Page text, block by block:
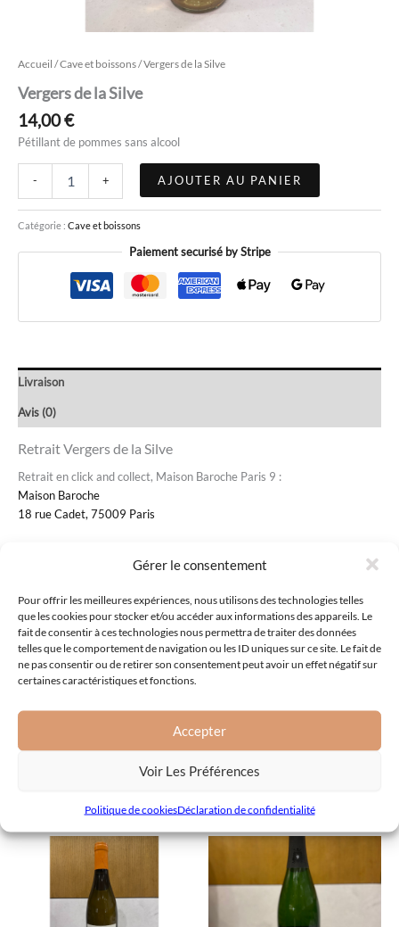
Gérer le consentement
Pour offrir les meilleures expériences, nous utilisons des technologies telles
que les cookies pour stocker et/ou accéder aux informations des appareils. Le
fait de consentir à ces technologies nous permettra de traiter des données
telles que le comportement de navigation ou les ID uniques sur ce site. Le fait de
ne pas consentir ou de retirer son consentement peut avoir un effet négatif sur
certaines caractéristiques et fonctions.
Accepter
Voir Les Préférences
Politique de cookiesDéclaration de confidentialité
Accueil /Cave et boissons/ Vergers de la Silve
Vergers de la Silve
14,00€
Pétillant de pommes sans alcool
- + AJOUTER AU PANIER
Catégorie : Cave et boissons
Paiement securisé by Stripe
Livraison
Avis (0)
Retrait Vergers de la Silve
Retrait en click and collect, Maison Baroche Paris 9 :
Maison Baroche
18 rue Cadet, 75009 Paris
Quincy vin blanc de Loire Haute côte de Nuits